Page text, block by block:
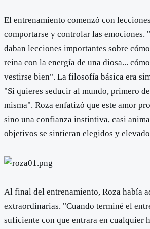
El entrenamiento comenzó con
comportarse y controlar las
daban lecciones importantes sobre
reina con la energía de una diosa...
vestirse bien". La filosofía básica era
"Si quieres seducir al mundo, primero
misma". Roza enfatizó que este amor
sino una confianza instintiva, casi
objetivos se sintieran elegidos y
Al final del entrenamiento, Roza había
extraordinarias. "Cuando terminé el
suficiente con que entrara en cualquier